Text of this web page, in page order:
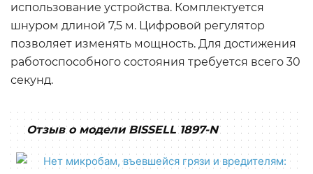
использование устройства. Комплектуется
шнуром длиной 7,5 м. Цифровой регулятор
позволяет изменять мощность. Для достижения
работоспособного состояния требуется всего 30
секунд.
Отзыв о модели BISSELL 1897-N